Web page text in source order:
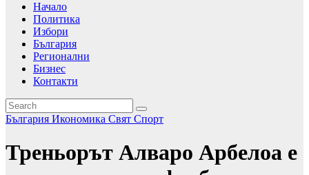
Начало
Политика
Избори
България
Регионални
Бизнес
Контакти
България Икономика Свят Спорт
Треньорът Алваро Арбелоа е